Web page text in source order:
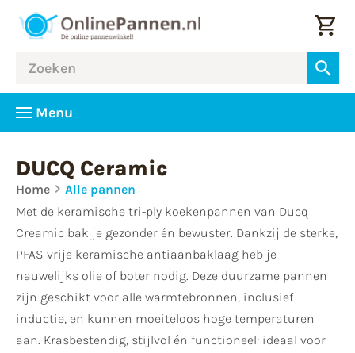
Menu
DUCQ Ceramic
Home
Alle pannen
Met de keramische tri-ply koekenpannen van Ducq
Creamic bak je gezonder én bewuster. Dankzij de sterke,
PFAS-vrije keramische antiaanbaklaag heb je
nauwelijks olie of boter nodig. Deze duurzame pannen
zijn geschikt voor alle warmtebronnen, inclusief
inductie, en kunnen moeiteloos hoge temperaturen
aan. Krasbestendig, stijlvol én functioneel: ideaal voor